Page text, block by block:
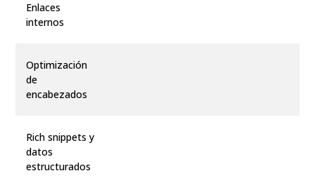
Enlaces
internos
Optimización
de
encabezados
Rich snippets y
datos
estructurados